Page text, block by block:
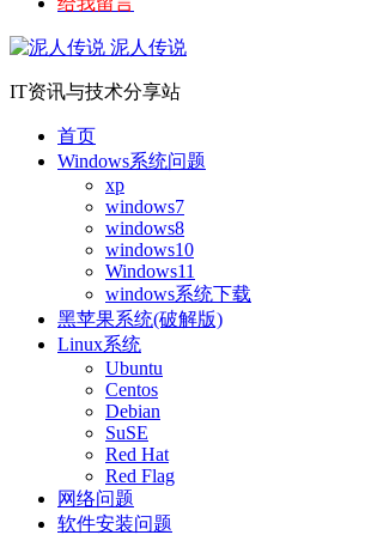
泥人传说
IT资讯与技术分享站
首页
Windows系统问题
xp
windows7
windows8
windows10
Windows11
windows系统下载
黑苹果系统(破解版)
Linux系统
Ubuntu
Centos
Debian
SuSE
Red Hat
Red Flag
网络问题
软件安装问题